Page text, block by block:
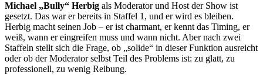
Michael „Bully“ Herbig als Moderator und Host der Show ist
gesetzt. Das war er bereits in Staffel 1, und er wird es bleiben.
Herbig macht seinen Job – er ist charmant, er kennt das Timing, er
weiß, wann er eingreifen muss und wann nicht. Aber nach zwei
Staffeln stellt sich die Frage, ob „solide“ in dieser Funktion ausreicht
oder ob der Moderator selbst Teil des Problems ist: zu glatt, zu
professionell, zu wenig Reibung.